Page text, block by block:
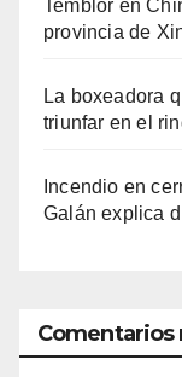
Temblor en
provincia de
La boxeadora
triunfar en el
Incendio en
Galán explica
Comentarios